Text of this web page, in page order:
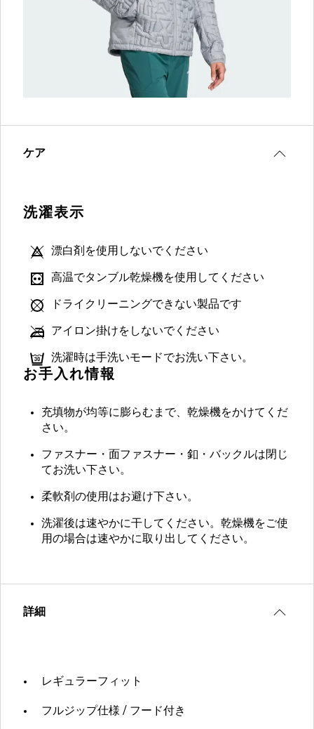
ケア
洗濯表示
漂白剤を使用しないでください
高温でタンブル乾燥機を使用してください
ドライクリーニングできない製品です
アイロン掛けをしないでください
洗濯時は手洗いモードでお洗い下さい。
お手入れ情報
充填物が均等に膨らむまで、乾燥機をかけてくだ
さい。
ファスナー・面ファスナー・釦・バックルは閉じ
てお洗い下さい。
柔軟剤の使用はお避け下さい。
洗濯後は速やかに干してください。乾燥機をご使
用の場合は速やかに取り出してください。
詳細
レギュラーフィット
フルジップ仕様 / フード付き